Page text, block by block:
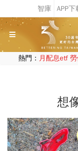
熱門： 月配息etf
想